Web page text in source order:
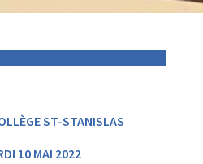
ST-STANISLAS
10 MAI 2022